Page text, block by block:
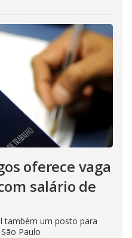
oferece vaga
salário de
também um posto para
Paulo